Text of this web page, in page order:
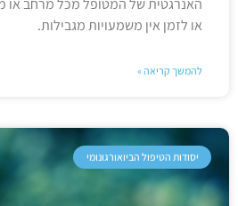
האנרגטית של המטופל מכל מרחב או
או לזמן אין משמעויות מגבילות.
להמשך קריאה »
יסודות הטיפול הביואורגונומי